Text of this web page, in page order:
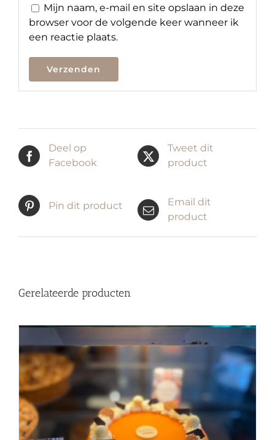
Mijn naam, e-mail en site opslaan in deze
browser voor de volgende keer wanneer ik
een reactie plaats.
Deel op
Facebook
Tweet dit
product
Pin dit product
Email dit
product
Gerelateerde producten